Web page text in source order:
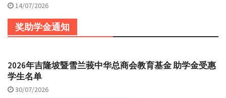
14/07/2026
奖助学金通知
2026年吉隆坡暨雪兰莪中华总商会教育基金 助学金受惠
学生名单
30/07/2026